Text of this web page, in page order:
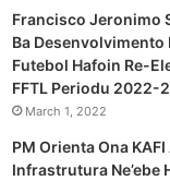
Francisco Jeronimo
Ba
Futebol Hafoin Re-
FFTL Periodu 2022-
March 1, 2022
PM Orienta Ona
Infrastrutura Ne’ebe